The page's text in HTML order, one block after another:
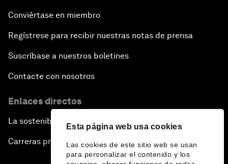
Esta página web usa cookies
Las cookies de este sitio web se usan
para personalizar el contenido y los
Conviértase en miembro
Regístrese para recibir nuestras notas de prensa
Suscríbase a nuestros boletines
Contacte con nosotros
Enlaces directos
La sostenibilidad en el Foro
Carreras profesionales